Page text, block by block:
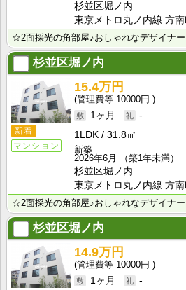
杉並区堀ノ内
東京メトロ丸ノ内線 方
☆2面採光の角部屋♪おしゃれなデザイナ
杉並区堀ノ内
新着
マンション
15.4万円
10000円
1ヶ月
-
1LDK
31.8㎡
新築
2026年6月
（築1年未満）
杉並区堀ノ内
東京メトロ丸ノ内線 方
☆2面採光の角部屋♪おしゃれなデザイナ
杉並区堀ノ内
14.9万円
10000円
1ヶ月
-